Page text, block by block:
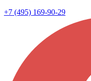
+7 (495) 169-90-29